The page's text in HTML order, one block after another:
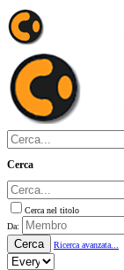
Cerca
Cerca nel titolo
Da:
Cerca Ricerca avanzata...